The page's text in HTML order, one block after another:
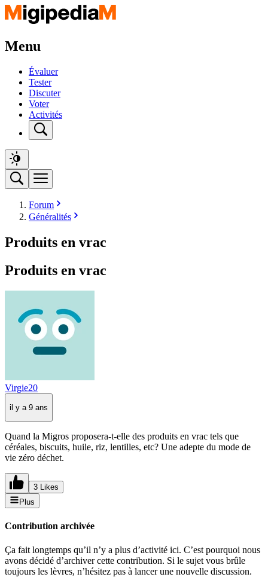
Menu
Évaluer
Tester
Discuter
Voter
Activités
Forum
Généralités
Produits en vrac
Produits en vrac
Virgie20
il y a 9 ans
Quand la Migros proposera-t-elle des produits en vrac tels que
céréales, biscuits, huile, riz, lentilles, etc? Une adepte du mode de
vie zéro déchet.
3 Likes
Plus
Contribution archivée
Ça fait longtemps qu’il n’y a plus d’activité ici. C’est pourquoi nous
avons décidé d’archiver cette contribution. Si le sujet vous brûle
toujours les lèvres, n’hésitez pas à lancer une nouvelle discussion.